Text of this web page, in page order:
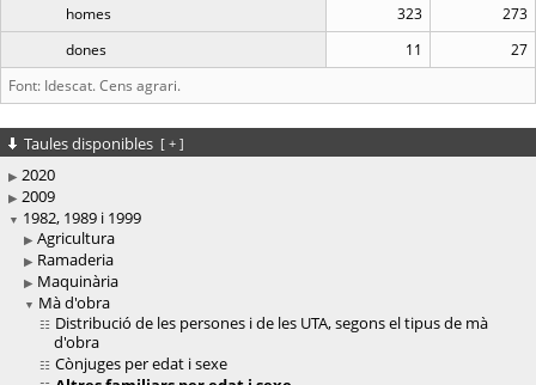
homes
323
273
dones
11
27
Font: Idescat. Cens agrari.
Taules disponibles [ + ]
2020
2009
1982, 1989 i 1999
Agricultura
Ramaderia
Maquinària
Mà d'obra
Distribució de les persones i de les UTA, segons el tipus de mà
d'obra
Cònjuges per edat i sexe